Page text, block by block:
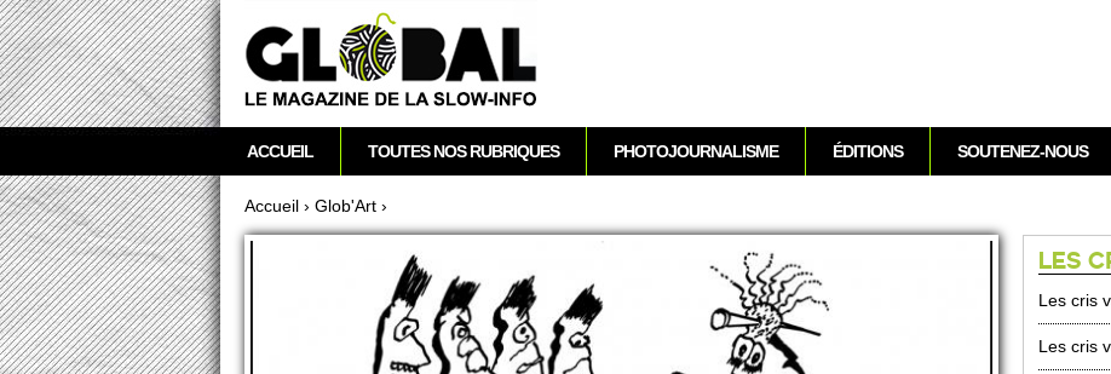
TwitterRSS Newsletter
Vous êtes ici
Accueil › Glob'Art ›
M
e
n
u
ACCUEIL TOUTES NOS RUBRIQUES PHOTOJOURNALISME ÉDITIONS SOUTENEZ-NOUS
LES
Les cris
Les cris